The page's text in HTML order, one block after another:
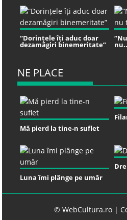
“Dorințele îți aduc doar
dezamăgiri binemeritate”
NE PLACE
Mă pierd la tine-n suflet
Luna îmi plânge pe umăr
© WebCultura.ro |